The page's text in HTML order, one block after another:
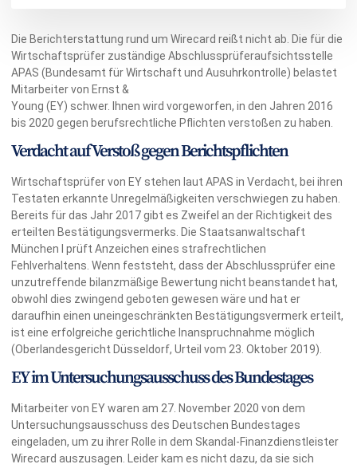
Die Berichterstattung rund um Wirecard reißt nicht ab. Die für die
Wirtschaftsprüfer zuständige Abschlussprüferaufsichtsstelle
APAS (Bundesamt für Wirtschaft und Ausuhrkontrolle) belastet
Mitarbeiter von Ernst &
Young (EY) schwer. Ihnen wird vorgeworfen, in den Jahren 2016
bis 2020 gegen berufsrechtliche Pflichten verstoßen zu haben.
Verdacht auf Verstoß gegen Berichtspflichten
Wirtschaftsprüfer von EY stehen laut APAS in Verdacht, bei ihren
Testaten erkannte Unregelmäßigkeiten verschwiegen zu haben.
Bereits für das Jahr 2017 gibt es Zweifel an der Richtigkeit des
erteilten Bestätigungsvermerks. Die Staatsanwaltschaft
München I prüft Anzeichen eines strafrechtlichen
Fehlverhaltens. Wenn feststeht, dass der Abschlussprüfer eine
unzutreffende bilanzmäßige Bewertung nicht beanstandet hat,
obwohl dies zwingend geboten gewesen wäre und hat er
daraufhin einen uneingeschränkten Bestätigungsvermerk erteilt,
ist eine erfolgreiche gerichtliche Inanspruchnahme möglich
(Oberlandesgericht Düsseldorf, Urteil vom 23. Oktober 2019).
EY im Untersuchungsausschuss des Bundestages
Mitarbeiter von EY waren am 27. November 2020 von dem
Untersuchungsausschuss des Deutschen Bundestages
eingeladen, um zu ihrer Rolle in dem Skandal-Finanzdienstleister
Wirecard auszusagen. Leider kam es nicht dazu, da sie sich